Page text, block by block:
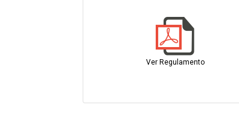
Ver Regulamento